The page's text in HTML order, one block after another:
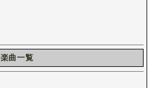
楽曲一覧